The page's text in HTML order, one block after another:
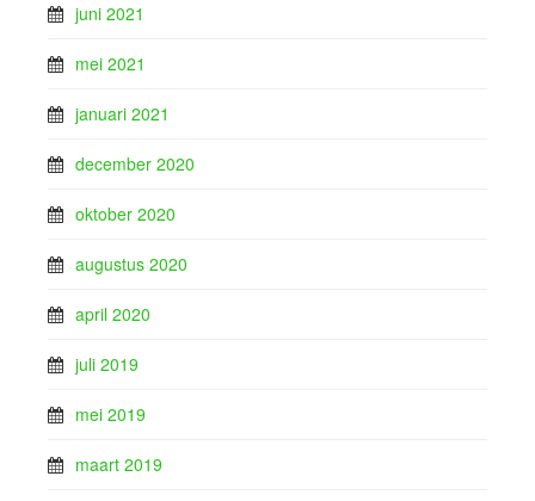
juni 2021
mei 2021
januari 2021
december 2020
oktober 2020
augustus 2020
april 2020
juli 2019
mei 2019
maart 2019